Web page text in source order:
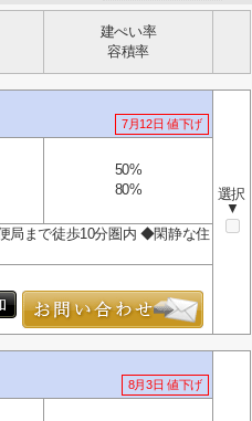
建ぺい率
容積率
7月12日 値下げ
選択
▼
50%
80%
まで徒歩10分圏内 ◆閑静な住
8月3日 値下げ